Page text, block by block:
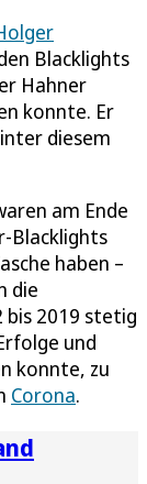
Blacklights
Hahner
konnte. Er
diesem
am Ende
Blacklights
haben –
die
bis 2019 stetig
und
konnte, zu
Corona.